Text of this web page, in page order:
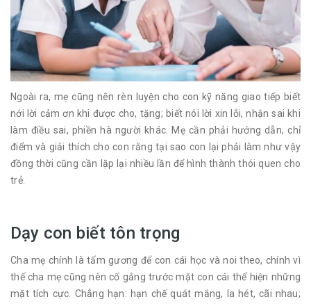
Ngoài ra, mẹ cũng nên rèn luyện cho con kỹ năng giao tiếp biết
nới lời cảm ơn khi được cho, tặng; biết nói lời xin lỗi, nhận sai khi
làm điều sai, phiền hà người khác. Mẹ cần phải hướng dẫn, chỉ
điểm và giải thích cho con rằng tại sao con lại phải làm như vậy
đồng thời cũng cần lặp lại nhiều lần để hình thành thói quen cho
trẻ.
Dạy con biết tôn trọng
Cha mẹ chính là tấm gương để con cái học và noi theo, chính vì
thế cha mẹ cũng nên cố gắng trước mặt con cái thể hiện những
mặt tích cực. Chẳng hạn: hạn chế quát mắng, la hét, cãi nhau;